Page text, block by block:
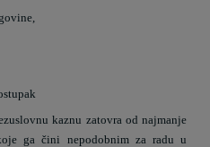
kaznu zatovra od najmanje
ga čini nepodobnim za radu u